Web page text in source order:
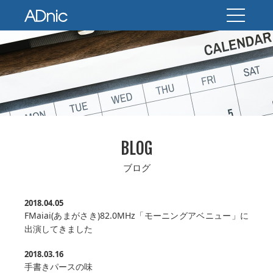
BLOG
ブログ
2018.04.05
FMaiai(あまがさき)82.0MHz「モーニングアベニュー」に
出演してきました
2018.03.16
手書きパースの味